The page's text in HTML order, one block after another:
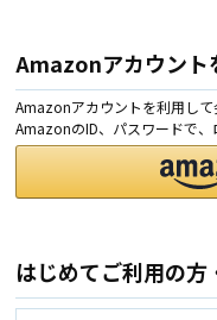
Amazonアカウント
Amazonアカウントを利用して
AmazonのID、パスワードで、
はじめてご利用の